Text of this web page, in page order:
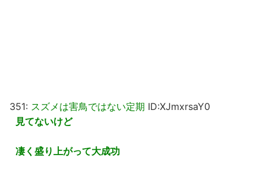
351: スズメは害鳥ではない定期 ID:XJmxrsaY0
見てないけど
凄く盛り上がって大成功